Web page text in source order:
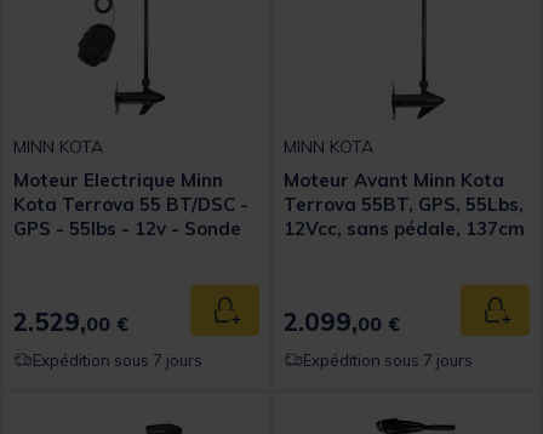
MINN KOTA
Moteur Electrique Minn
Kota Terrova 55 BT/DSC -
GPS - 55lbs - 12v - Sonde
2.529,00 € Ajouter au panier
Expédition sous 7 jours
MINN KOTA
Moteur Avant Minn Kota
Terrova 55BT, GPS, 55Lbs,
12Vcc, sans pédale, 137cm
2.099,00 €
Expédition sous 7 jours